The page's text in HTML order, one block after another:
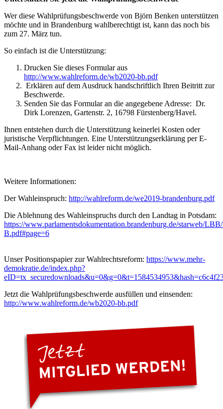
Wer diese Wahlprüfungsbeschwerde von Björn Benken unterstützen
möchte und in Brandenburg wahlberechtigt ist, kann das noch bis
zum 27. März tun.
So einfach ist die Unterstützung:
Drucken Sie dieses Formular aus
http://www.wahlreform.de/wb2020-bb.pdf
Erklären auf dem Ausdruck handschriftlich Ihren Beitritt zur
Beschwerde.
Senden Sie das Formular an die angegebene Adresse: Dr.
Dirk Lorenzen, Gartenstr. 2, 16798 Fürstenberg/Havel.
Ihnen entstehen durch die Unterstützung keinerlei Kosten oder
juristische Verpflichtungen. Eine Unterstützungserklärung per E-
Mail-Anhang oder Fax ist leider nicht möglich.
Weitere Informationen:
Der Wahleinspruch: http://wahlreform.de/we2019-brandenburg.pdf
Die Ablehnung des Wahleinspruchs durch den Landtag in Potsdam:
https://www.parlamentsdokumentation.brandenburg.de/starweb/
B.pdf#page=6
Unser Positionspapier zur Wahlrechtsreform: https://www.mehr-
demokratie.de/index.php?
Jetzt die Wahlprüfungsbeschwerde ausfüllen und einsenden:
http://www.wahlreform.de/wb2020-bb.pdf